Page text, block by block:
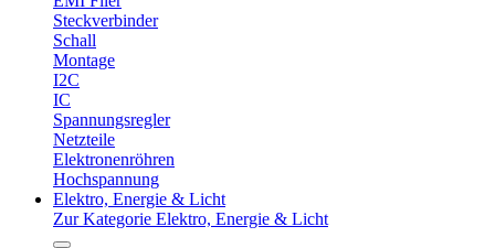
Steckverbinder
Schall
Montage
I2C
IC
Spannungsregler
Netzteile
Elektronenröhren
Hochspannung
Elektro, Energie & Licht
Zur Kategorie Elektro, Energie & Licht